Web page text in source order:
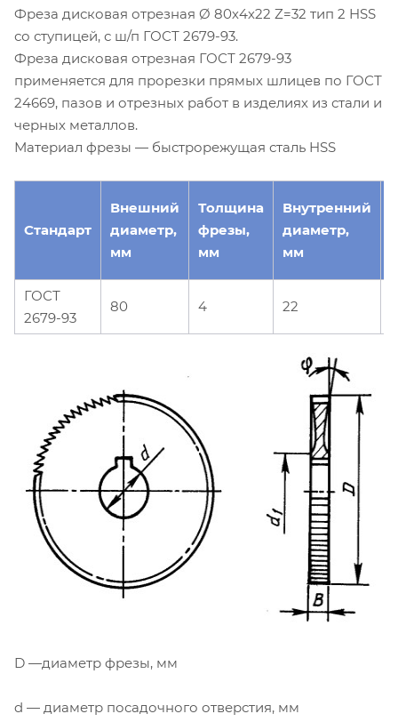
Фреза дисковая отрезная Ø 80х4х22 Z=32 тип 2 HSS
со ступицей, с ш/п ГОСТ 2679-93.
Фреза дисковая отрезная ГОСТ 2679-93
применяется для прорезки прямых шлицев по ГОСТ
24669, пазов и отрезных работ в изделиях из стали и
черных металлов.
Материал фрезы — быстрорежущая сталь HSS
Стандарт
Внешний
диаметр,
мм
Толщина
фрезы,
мм
Внутренний
диаметр,
мм
ГОСТ
2679-93
80 4 22
D —диаметр фрезы, мм
d — диаметр посадочного отверстия, мм